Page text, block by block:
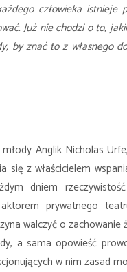
człowieka istnieje
Już nie chodzi o to,
by znać to z własnego
Anglik Nicholas
się z właścicielem
dniem
aktorem prywatnego
walczyć o
a sama opowieść
w nim zasad